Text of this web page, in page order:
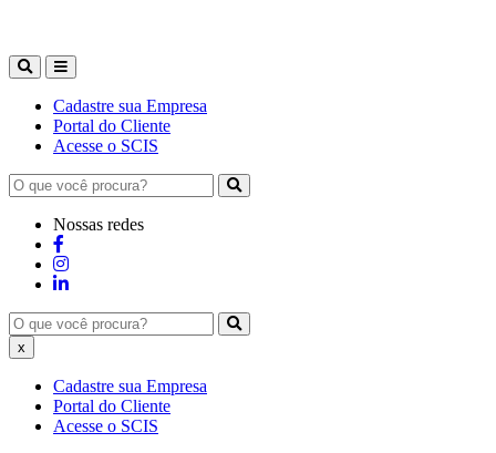
Cadastre sua Empresa
Portal do Cliente
Acesse o SCIS
Nossas redes
x
Cadastre sua Empresa
Portal do Cliente
Acesse o SCIS